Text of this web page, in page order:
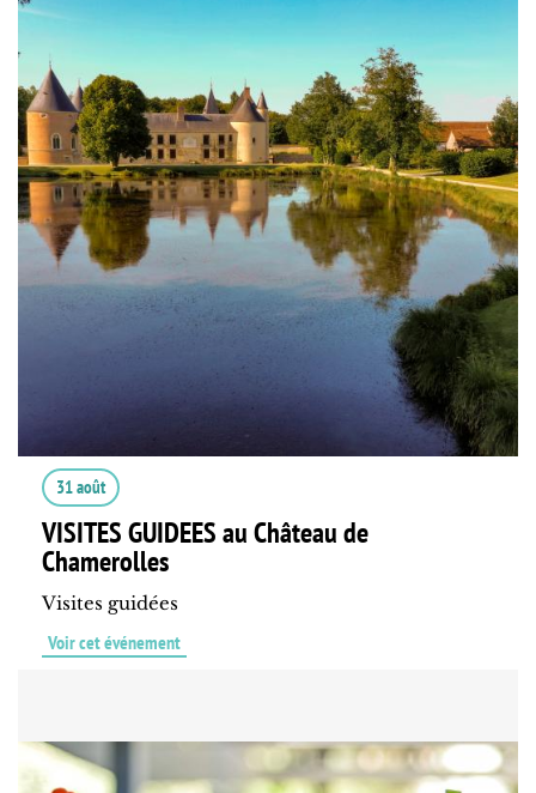
31 août
VISITES GUIDEES au Château de
Chamerolles
Visites guidées
Voir cet événement